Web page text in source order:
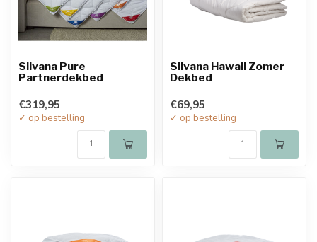
Silvana Pure
Partnerdekbed
€319,95
✓ op bestelling
Silvana Hawaii Zomer
Dekbed
€69,95
✓ op bestelling